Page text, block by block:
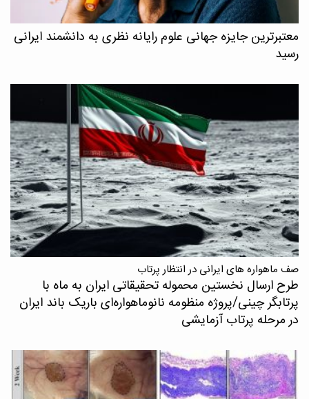
معتبرترین جایزه جهانی علوم رایانه نظری به دانشمند ایرانی
رسید
صف ماهواره های ایرانی در انتظار پرتاب
طرح ارسال نخستین محموله تحقیقاتی ایران به ماه با
پرتابگر چینی/پروژه منظومه نانوماهواره‌ای باریک باند ایران
در مرحله پرتاب آزمایشی